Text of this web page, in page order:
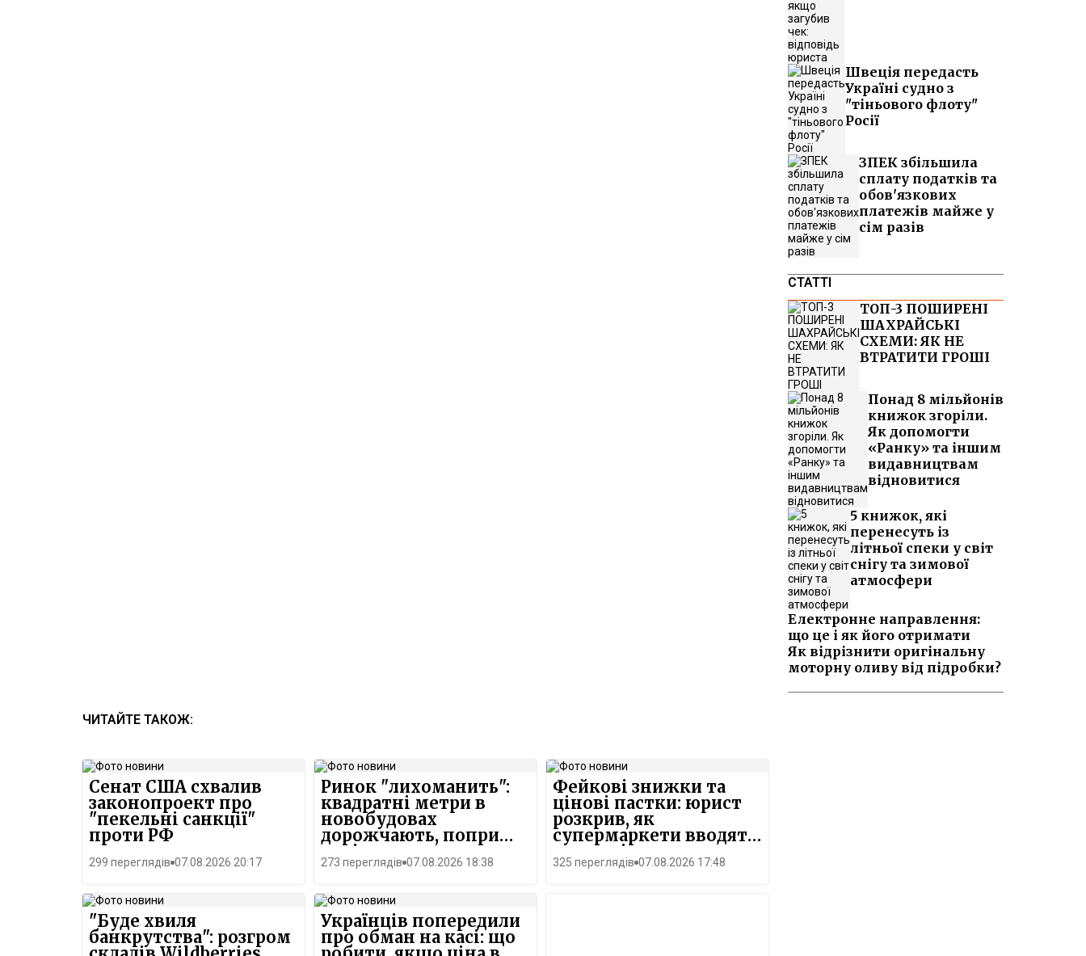
Швеція передасть
Україні судно з
"тіньового флоту"
Росії
ЗПЕК збільшила
сплату податків та
обов'язкових
платежів майже у
сім разів
СТАТТІ
ТОП-3 ПОШИРЕНІ
ШАХРАЙСЬКІ
СХЕМИ: ЯК НЕ
ВТРАТИТИ ГРОШІ
Понад 8 мільйонів
книжок згоріли.
Як допомогти
«Ранку» та іншим
видавництвам
відновитися
5 книжок, які
перенесуть із
літньої спеки у світ
снігу та зимової
атмосфери
Електронне направлення:
що це і як його отримати
Як відрізнити оригінальну
моторну оливу від підробки?
ЧИТАЙТЕ ТАКОЖ:
Сенат США схвалив
законопроект про
"пекельні санкції"
проти РФ
299 переглядів 07.08.2026 20:17
Ринок "лихоманить":
квадратні метри в
новобудовах
дорожчають, попри
падіння попиту
273 переглядів 07.08.2026 18:38
Фейкові знижки та
цінові пастки: юрист
розкрив, як
супермаркети вводять
покупців в оману
325 переглядів 07.08.2026 17:48
"Буде хвиля
банкрутства": розгром
Українців попередили
про обман на касі: що